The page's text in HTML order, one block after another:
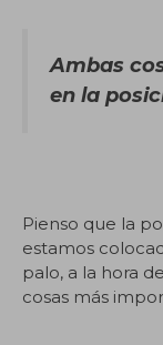
Ambas
en la
Pienso que la
estamos
palo, a la hora
cosas más